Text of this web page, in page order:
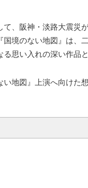
、阪神・淡路大震災
境のない地図』は、
思い入れの深い作品と
地図』上演へ向けた